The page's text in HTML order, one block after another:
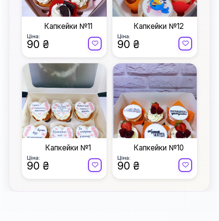
Капкейки №11
Ціна:
90 ₴
Капкейки №12
Ціна:
90 ₴
Капкейки №1
Ціна:
90 ₴
Капкейки №10
Ціна:
90 ₴